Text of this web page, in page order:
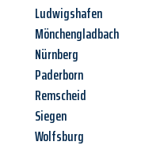
Ludwigshafen
Mönchengladbach
Nürnberg
Paderborn
Remscheid
Siegen
Wolfsburg